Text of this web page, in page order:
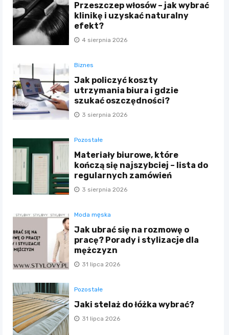
Przeszczep włosów – jak wybrać
klinikę i uzyskać naturalny
efekt?
4 sierpnia 2026
Biznes
Jak policzyć koszty
utrzymania biura i gdzie
szukać oszczędności?
3 sierpnia 2026
Pozostałe
Materiały biurowe, które
kończą się najszybciej – lista do
regularnych zamówień
3 sierpnia 2026
Moda męska
Jak ubrać się na rozmowę o
pracę? Porady i stylizacje dla
mężczyzn
31 lipca 2026
Pozostałe
Jaki stelaż do łóżka wybrać?
31 lipca 2026